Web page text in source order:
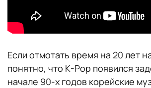
Если отмотать время на 20 лет
понятно, что K-Pop появился
начале 90-х годов корейские